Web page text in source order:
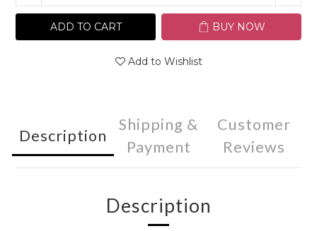
ADD TO CART BUY NOW
Add to Wishlist
Description
Shipping &
Payment
Customer
Reviews
Description